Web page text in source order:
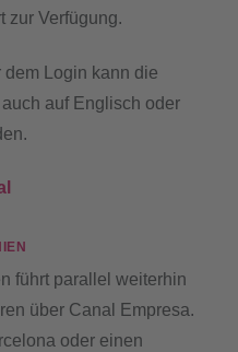
zur Verfügung.
dem Login kann die
auf Englisch oder
führt parallel weiterhin
über Canal Empresa.
oder einen